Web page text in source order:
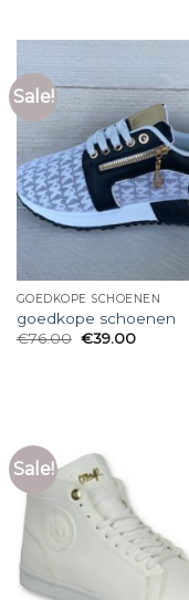
Sale!
GOEDKOPE SCHOENEN
goedkope schoenen
€76.00 €39.00
Sale!